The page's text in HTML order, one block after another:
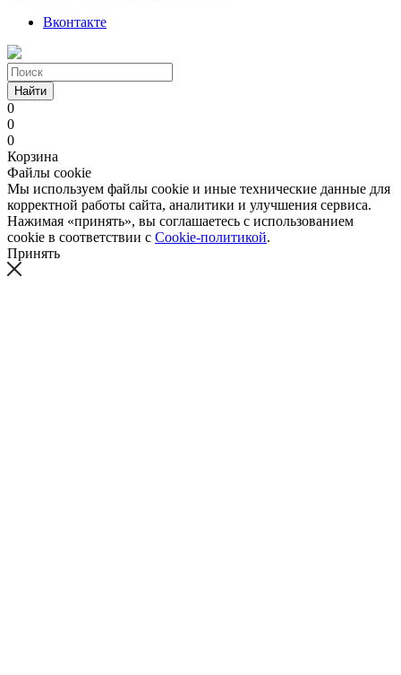
Вконтакте
Найти
0
0
0
Корзина
Файлы cookie
Мы используем файлы cookie и иные технические данные для
корректной работы сайта, аналитики и улучшения сервиса.
Нажимая «принять», вы соглашаетесь с использованием
cookie в соответствии с Cookie-политикой.
Принять